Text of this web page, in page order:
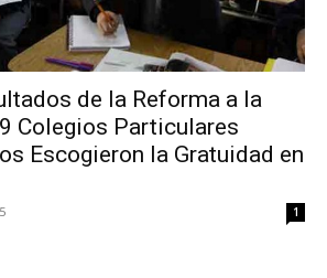
de la Reforma a la
Colegios Particulares
Escogieron la Gratuidad en
1